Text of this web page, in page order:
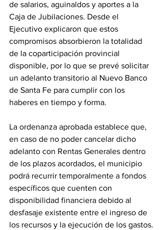
de salarios, aguinaldos y aportes a la
Caja de Jubilaciones. Desde el
Ejecutivo explicaron que estos
compromisos absorbieron la totalidad
de la coparticipación provincial
disponible, por lo que se prevé solicitar
un adelanto transitorio al Nuevo Banco
de Santa Fe para cumplir con los
haberes en tiempo y forma.
La ordenanza aprobada establece que,
en caso de no poder cancelar dicho
adelanto con Rentas Generales dentro
de los plazos acordados, el municipio
podrá recurrir temporalmente a fondos
específicos que cuenten con
disponibilidad financiera debido al
desfasaje existente entre el ingreso de
los recursos y la ejecución de los gastos.